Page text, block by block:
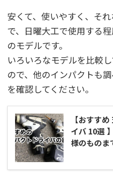
安くて、使いやすく、そ
で、日曜大工で使用する
のモデルです。
いろいろなモデルを比較
ので、他のインパクトも
を確認してください。
【おすす
イバ 10選
様のものま